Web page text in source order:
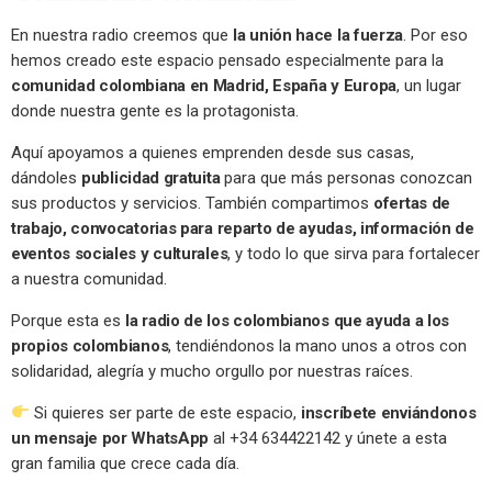
En nuestra radio creemos que la unión hace la fuerza. Por eso
hemos creado este espacio pensado especialmente para la
comunidad colombiana en Madrid, España y Europa, un lugar
donde nuestra gente es la protagonista.
Aquí apoyamos a quienes emprenden desde sus casas,
dándoles publicidad gratuitapara que más personas conozcan
sus productos y servicios. También compartimos ofertas de
trabajo, convocatorias para reparto de ayudas, información de
eventos sociales y culturales, y todo lo que sirva para fortalecer
a nuestra comunidad.
Porque esta es la radio de los colombianos que ayuda a los
propios colombianos, tendiéndonos la mano unos a otros con
solidaridad, alegría y mucho orgullo por nuestras raíces.
Si quieres ser parte de este espacio, inscríbete enviándonos
un mensaje por WhatsApp al +34 634422142 y únete a esta
gran familia que crece cada día.